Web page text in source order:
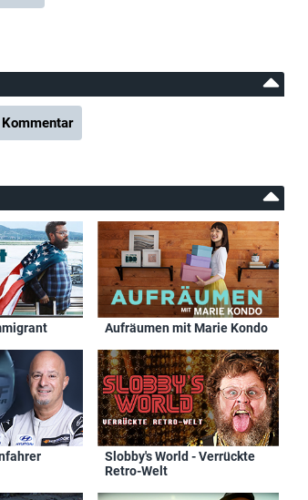
Aufräumen mit Marie Kondo
Slobby's World - Verrückte
Retro-Welt